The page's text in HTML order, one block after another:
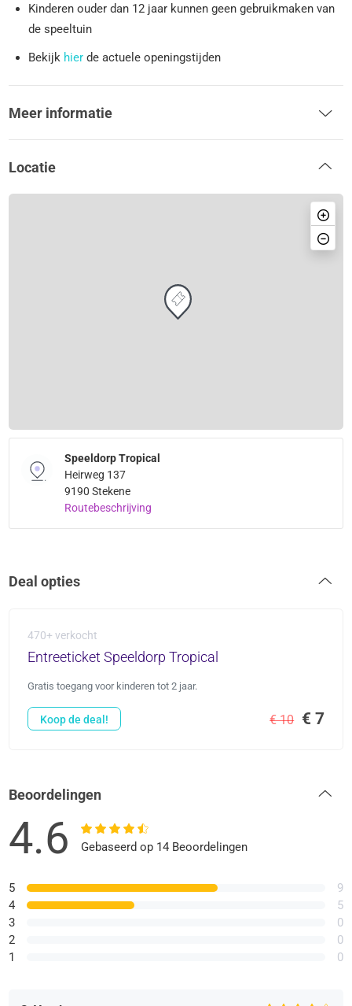
Kinderen ouder dan 12 jaar kunnen geen gebruikmaken van
de speeltuin
Bekijk hier de actuele openingstijden
Meer informatie
Locatie
Speeldorp Tropical
Heirweg 137
9190 Stekene
Routebeschrijving
Deal opties
470+ verkocht
Entreeticket Speeldorp Tropical
Gratis toegang voor kinderen tot 2 jaar.
€ 10 € 7
Koop de deal!
Beoordelingen
4.6 Gebaseerd op 14 Beoordelingen
5
4
3
2
1
9
5
0
0
0